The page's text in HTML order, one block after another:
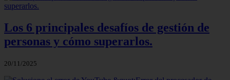
Los 6 principales desafíos de gestión de
personas y cómo superarlos.
20/11/2025